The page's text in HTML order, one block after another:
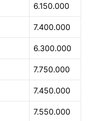
6.150.000
7.400.000
6.300.000
7.750.000
7.450.000
7.550.000